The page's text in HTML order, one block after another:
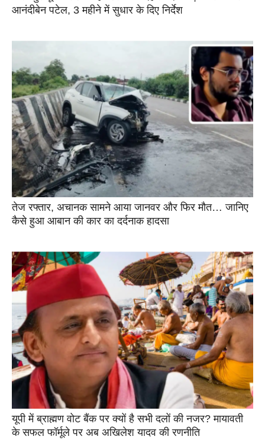
आनंदीबेन पटेल, 3 महीने में सुधार के दिए निर्देश
तेज रफ्तार, अचानक सामने आया जानवर और फिर मौत… जानिए
कैसे हुआ आबान की कार का दर्दनाक हादसा
यूपी में ब्राह्मण वोट बैंक पर क्यों है सभी दलों की नजर? मायावती
के सफल फॉर्मूले पर अब अखिलेश यादव की रणनीति